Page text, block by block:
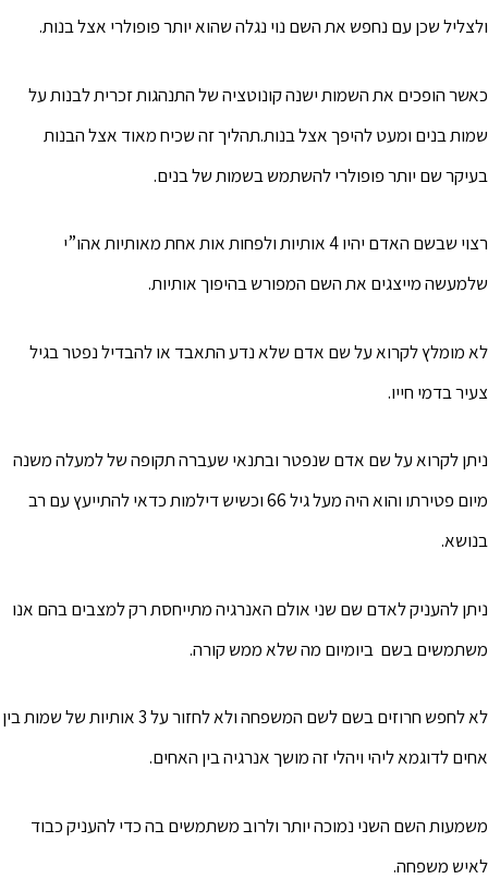
ולצליל שכן עם נחפש את השם נוי נגלה שהוא יותר פופולרי אצל בנות.
כאשר הופכים את השמות ישנה קונוטציה של התנהגות זכרית לבנות על
שמות בנים ומעט להיפך אצל בנות.תהליך זה שכיח מאוד אצל הבנות
בעיקר שם יותר פופולרי להשתמש בשמות של בנים.
רצוי שבשם האדם יהיו 4 אותיות ולפחות אות אחת מאותיות אהו”י
שלמעשה מייצגים את השם המפורש בהיפוך אותיות.
לא מומלץ לקרוא על שם אדם שלא נדע התאבד או להבדיל נפטר בגיל
צעיר בדמי חייו.
ניתן לקרוא על שם אדם שנפטר ובתנאי שעברה תקופה של למעלה משנה
מיום פטירתו והוא היה מעל גיל 66 וכשיש דילמות כדאי להתייעץ עם רב
בנושא.
ניתן להעניק לאדם שם שני אולם האנרגיה מתייחסת רק למצבים בהם אנו
משתמשים בשם ביומיום מה שלא ממש קורה.
לא לחפש חרוזים בשם לשם המשפחה ולא לחזור על 3 אותיות של שמות בין
אחים לדוגמא ליהי ויהלי זה מושך אנרגיה בין האחים.
משמעות השם השני נמוכה יותר ולרוב משתמשים בה כדי להעניק כבוד
לאיש משפחה.